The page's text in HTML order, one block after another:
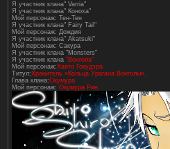
Я участник клана" Varria"
Я участник клана" Коноха"
Мой персонаж: Тен-Тен
Я участник клана" Fairy Tail"
Мой персонаж: Дождия
Я участник клана" Akatsuki"
Мой персонаж: Сакура
Я участник клана "Monsters"
Я участник клана "Вонгола"
Мой персонаж:Хаято Гокудэра
Титул:Хранитель «Кольца Урагана Вонголы».
Глава клана:Окумура
Мой персонаж: Окумура Рин